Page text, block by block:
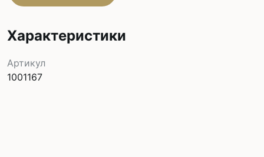
Характеристики
Артикул
1001167